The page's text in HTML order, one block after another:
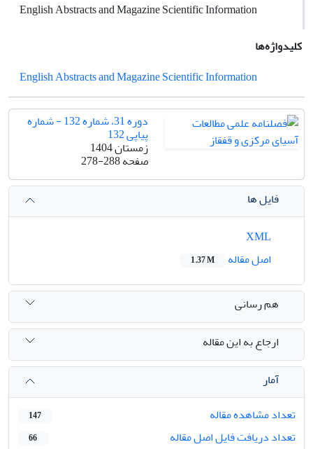
English Abstracts and Magazine Scientific Information
کلیدواژه‌ها
English Abstracts and Magazine Scientific Information
دوره 31، شماره 132 - شماره
پیاپی 132
زمستان 1404
صفحه278-288
فایل ها
اصل مقاله
1.37 M
هم رسانی
ارجاع به این مقاله
آمار
تعداد مشاهده مقاله
147
تعداد دریافت فایل اصل مقاله 66